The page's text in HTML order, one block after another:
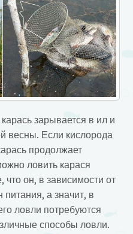
зарывается в ил и
весны. Если кислорода
продолжает
ловить карася
что он, в зависимости от
а значит, в
ловли потребуются
способы ловли.